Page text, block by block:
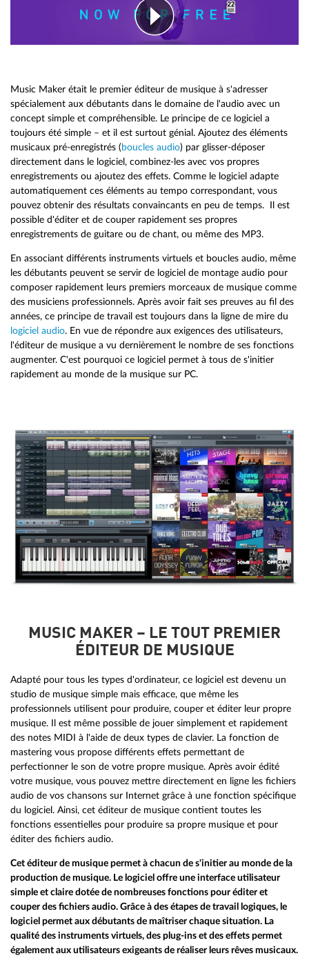
Music Maker était le premier éditeur de musique à s'adresser
spécialement aux débutants dans le domaine de l'audio avec un
concept simple et compréhensible. Le principe de ce logiciel a
toujours été simple – et il est surtout génial. Ajoutez des éléments
musicaux pré-enregistrés ( boucles audio) par glisser-déposer
directement dans le logiciel, combinez-les avec vos propres
enregistrements ou ajoutez des effets. Comme le logiciel adapte
automatiquement ces éléments au tempo correspondant, vous
pouvez obtenir des résultats convaincants en peu de temps. Il est
possible d'éditer et de couper rapidement ses propres
enregistrements de guitare ou de chant, ou même des MP3.
En associant différents instruments virtuels et boucles audio, même
les débutants peuvent se servir de logiciel de montage audio pour
composer rapidement leurs premiers morceaux de musique comme
des musiciens professionnels. Après avoir fait ses preuves au fil des
années, ce principe de travail est toujours dans la ligne de mire du
logiciel audio. En vue de répondre aux exigences des utilisateurs,
l'éditeur de musique a vu dernièrement le nombre de ses fonctions
augmenter. C'est pourquoi ce logiciel permet à tous de s'initier
rapidement au monde de la musique sur PC.
MUSIC MAKER – LE TOUT PREMIER
ÉDITEUR DE MUSIQUE
Adapté pour tous les types d'ordinateur, ce logiciel est devenu un
studio de musique simple mais efficace, que même les
professionnels utilisent pour produire, couper et éditer leur propre
musique. Il est même possible de jouer simplement et rapidement
des notes MIDI à l'aide de deux types de clavier. La fonction de
mastering vous propose différents effets permettant de
perfectionner le son de votre propre musique. Après avoir édité
votre musique, vous pouvez mettre directement en ligne les fichiers
audio de vos chansons sur Internet grâce à une fonction spécifique
du logiciel. Ainsi, cet éditeur de musique contient toutes les
fonctions essentielles pour produire sa propre musique et pour
éditer des fichiers audio.
Cet éditeur de musique permet à chacun de s'initier au monde de la
production de musique. Le logiciel offre une interface utilisateur
simple et claire dotée de nombreuses fonctions pour éditer et
couper des fichiers audio. Grâce à des étapes de travail logiques, le
logiciel permet aux débutants de maîtriser chaque situation. La
qualité des instruments virtuels, des plug-ins et des effets permet
également aux utilisateurs exigeants de réaliser leurs rêves musicaux.